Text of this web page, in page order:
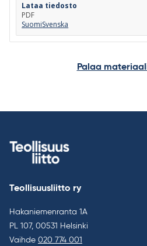
Lataa tiedosto
PDF
SuomiSvenska
Palaa
Teollisuusliitto ry
Hakaniemenranta 1A
PL 107, 00531 Helsinki
Vaihde 020 774 001